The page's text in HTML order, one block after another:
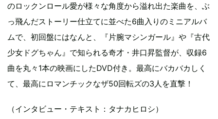
のロックンロール愛が様々な角度から溢れ出た楽曲を、ぶ
っ飛んだストーリー仕立てに並べた6曲入りのミニアルバ
ムで、初回盤にはなんと、『片腕マシンガール』や『古代
少女ドグちゃん』で知られる奇才・井口昇監督が、収録6
曲を丸々1本の映画にしたDVD付き。最高にバカバカしく
て、最高にロマンチックなザ50回転ズの3人を直撃！
（インタビュー・テキスト：タナカヒロシ）